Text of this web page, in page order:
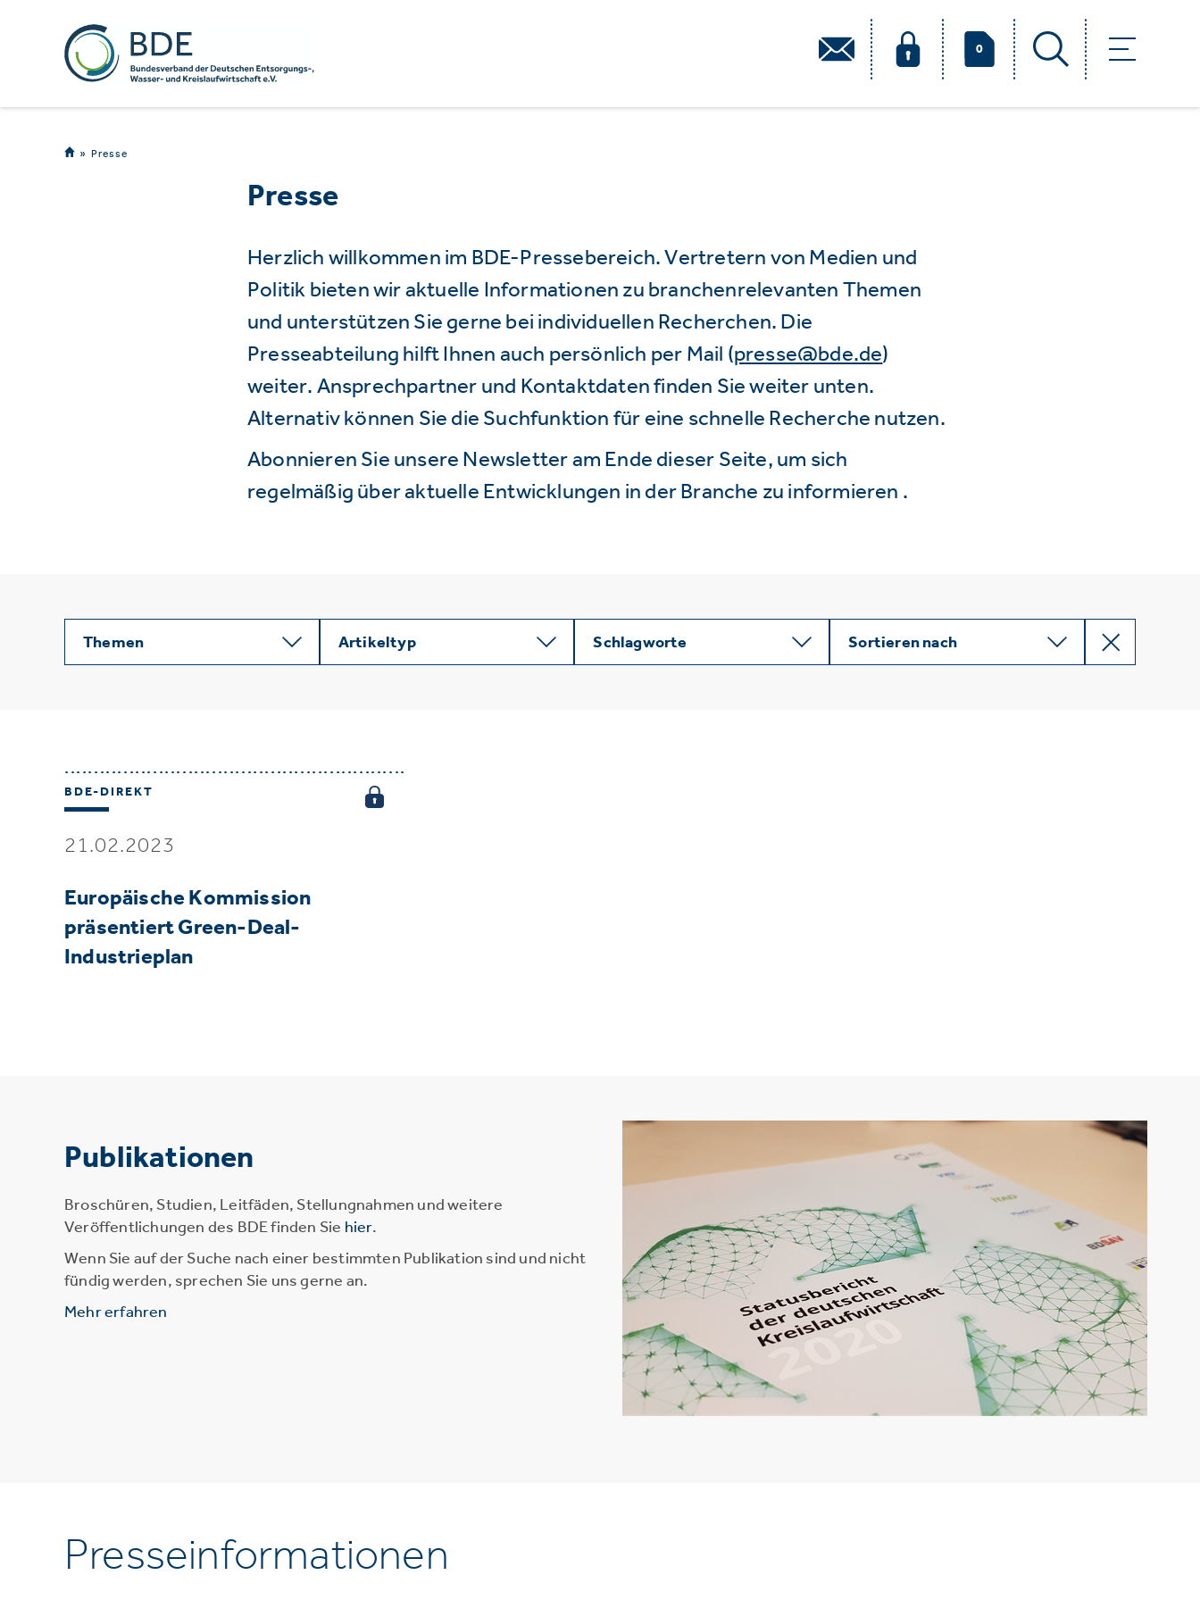
0
Presse
Presse
Herzlich willkommen im BDE-Pressebereich. Vertretern von Medien und
Politik bieten wir aktuelle Informationen zu branchenrelevanten Themen
und unterstützen Sie gerne bei individuellen Recherchen. Die
Presseabteilung hilft Ihnen auch persönlich per Mail (presse@bde.de)
weiter. Ansprechpartner und Kontaktdaten finden Sie weiter unten.
Alternativ können Sie die Suchfunktion für eine schnelle Recherche nutzen.
Abonnieren Sie unsere Newsletter am Ende dieser Seite, um sich
regelmäßig über aktuelle Entwicklungen in der Branche zu informieren .
Themen Artikeltyp Schlagworte Sortieren nach
BDE-DIREKT
21.02.2023
Europäische Kommission
präsentiert Green-Deal-
Industrieplan
Publikationen
Broschüren, Studien, Leitfäden, Stellungnahmen und weitere
Veröffentlichungen des BDE finden Sie hier.
Wenn Sie auf der Suche nach einer bestimmten Publikation sind und nicht
fündig werden, sprechen Sie uns gerne an.
Mehr erfahren
Presseinformationen